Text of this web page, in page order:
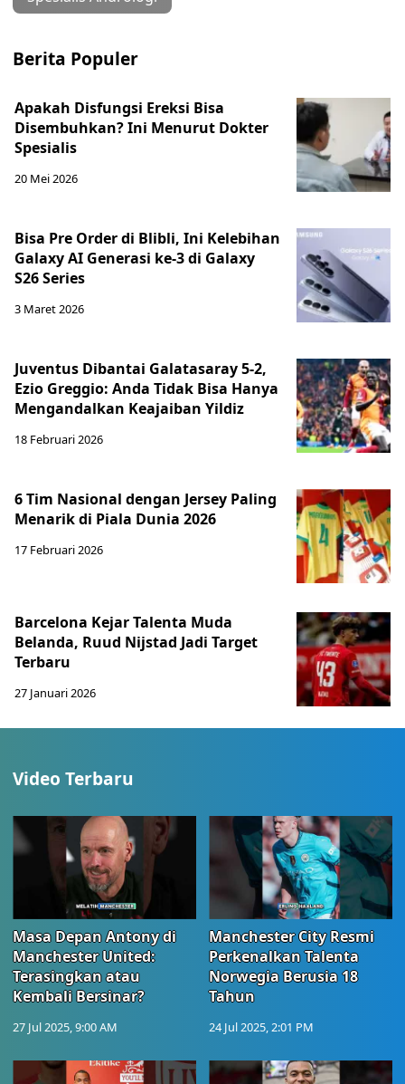
Berita Populer
Apakah Disfungsi Ereksi Bisa
Disembuhkan? Ini Menurut Dokter
Spesialis
20 Mei 2026
Bisa Pre Order di Blibli, Ini Kelebihan
Galaxy AI Generasi ke-3 di Galaxy
S26 Series
3 Maret 2026
Juventus Dibantai Galatasaray 5-2,
Ezio Greggio: Anda Tidak Bisa Hanya
Mengandalkan Keajaiban Yildiz
18 Februari 2026
6 Tim Nasional dengan Jersey Paling
Menarik di Piala Dunia 2026
17 Februari 2026
Barcelona Kejar Talenta Muda
Belanda, Ruud Nijstad Jadi Target
Terbaru
27 Januari 2026
Video Terbaru
Masa Depan Antony di
Manchester United:
Terasingkan atau
Kembali Bersinar?
27 Jul 2025, 9:00 AM
Manchester City Resmi
Perkenalkan Talenta
Norwegia Berusia 18
Tahun
24 Jul 2025, 2:01 PM